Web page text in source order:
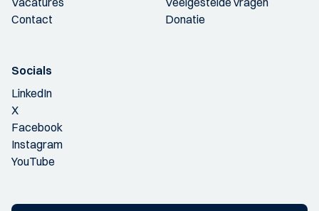
Contact
Donatie
Socials
LinkedIn
X
Facebook
Instagram
YouTube